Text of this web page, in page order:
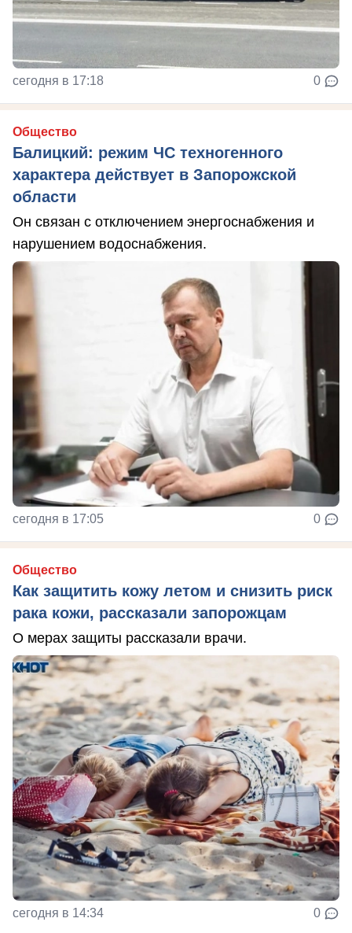
сегодня в 17:18 0
Общество
Балицкий: режим ЧС техногенного
характера действует в Запорожской
области
Он связан с отключением энергоснабжения и
нарушением водоснабжения.
сегодня в 17:05 0
Общество
Как защитить кожу летом и снизить риск
рака кожи, рассказали запорожцам
О мерах защиты рассказали врачи.
сегодня в 14:34 0